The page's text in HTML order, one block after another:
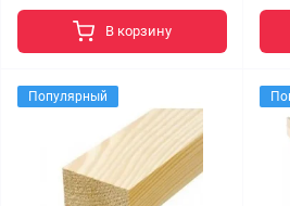
В корзину
Популярный